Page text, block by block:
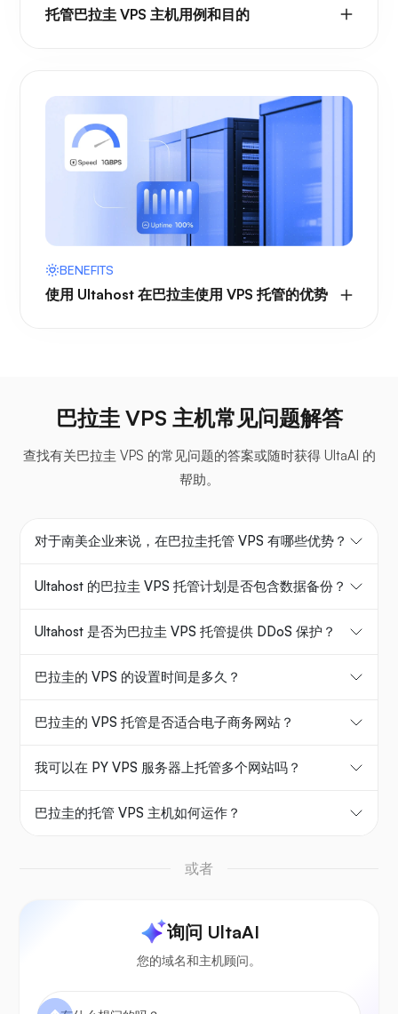
托管巴拉圭 VPS 主机用例和目的
BENEFITS
使用 Ultahost 在巴拉圭使用 VPS 托管的优势
巴拉圭 VPS 主机常见问题解答
查找有关巴拉圭 VPS 的常见问题的答案或随时获得 UltaAI 的
帮助。
对于南美企业来说，在巴拉圭托管 VPS 有哪些优势？
Ultahost 的巴拉圭 VPS 托管计划是否包含数据备份？
Ultahost 是否为巴拉圭 VPS 托管提供 DDoS 保护？
巴拉圭的 VPS 的设置时间是多久？
巴拉圭的 VPS 托管是否适合电子商务网站？
我可以在 PY VPS 服务器上托管多个网站吗？
巴拉圭的托管 VPS 主机如何运作？
或者
询问 UltaAI
您的域名和主机顾问。